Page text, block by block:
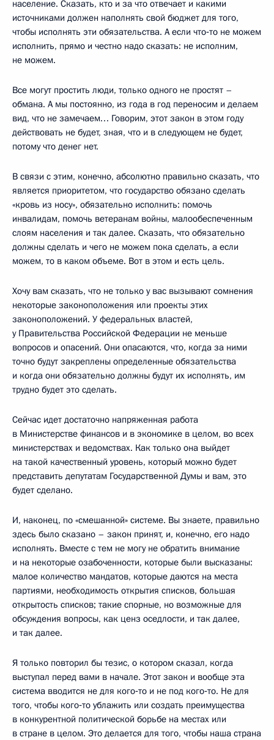
население. Сказать, кто и за что отвечает и какими
источниками должен наполнять свой бюджет для того,
чтобы исполнять эти обязательства. А если что‑то не можем
исполнить, прямо и честно надо сказать: не исполним,
не можем.
Все могут простить люди, только одного не простят –
обмана. А мы постоянно, из года в год переносим и делаем
вид, что не замечаем… Говорим, этот закон в этом году
действовать не будет, зная, что и в следующем не будет,
потому что денег нет.
В связи с этим, конечно, абсолютно правильно сказать, что
является приоритетом, что государство обязано сделать
«кровь из носу», обязательно исполнить: помочь
инвалидам, помочь ветеранам войны, малообеспеченным
слоям населения и так далее. Сказать, что обязательно
должны сделать и чего не можем пока сделать, а если
можем, то в каком объеме. Вот в этом и есть цель.
Хочу вам сказать, что не только у вас вызывают сомнения
некоторые законоположения или проекты этих
законоположений. У федеральных властей,
у Правительства Российской Федерации не меньше
вопросов и опасений. Они опасаются, что, когда за ними
точно будут закреплены определенные обязательства
и когда они обязательно должны будут их исполнять, им
трудно будет это сделать.
Сейчас идет достаточно напряженная работа
в Министерстве финансов и в экономике в целом, во всех
министерствах и ведомствах. Как только она выйдет
на такой качественный уровень, который можно будет
представить депутатам Государственной Думы и вам, это
будет сделано.
И, наконец, по «смешанной» системе. Вы знаете, правильно
здесь было сказано – закон принят, и, конечно, его надо
исполнять. Вместе с тем не могу не обратить внимание
и на некоторые озабоченности, которые были высказаны:
малое количество мандатов, которые даются на места
партиями, необходимость открытия списков, большая
открытость списков; такие спорные, но возможные для
обсуждения вопросы, как ценз оседлости, и так далее,
и так далее.
Я только повторил бы тезис, о котором сказал, когда
выступал перед вами в начале. Этот закон и вообще эта
система вводится не для кого‑то и не под кого‑то. Не для
того, чтобы кого‑то ублажить или создать преимущества
в конкурентной политической борьбе на местах или
в стране в целом. Это делается для того, чтобы наша страна